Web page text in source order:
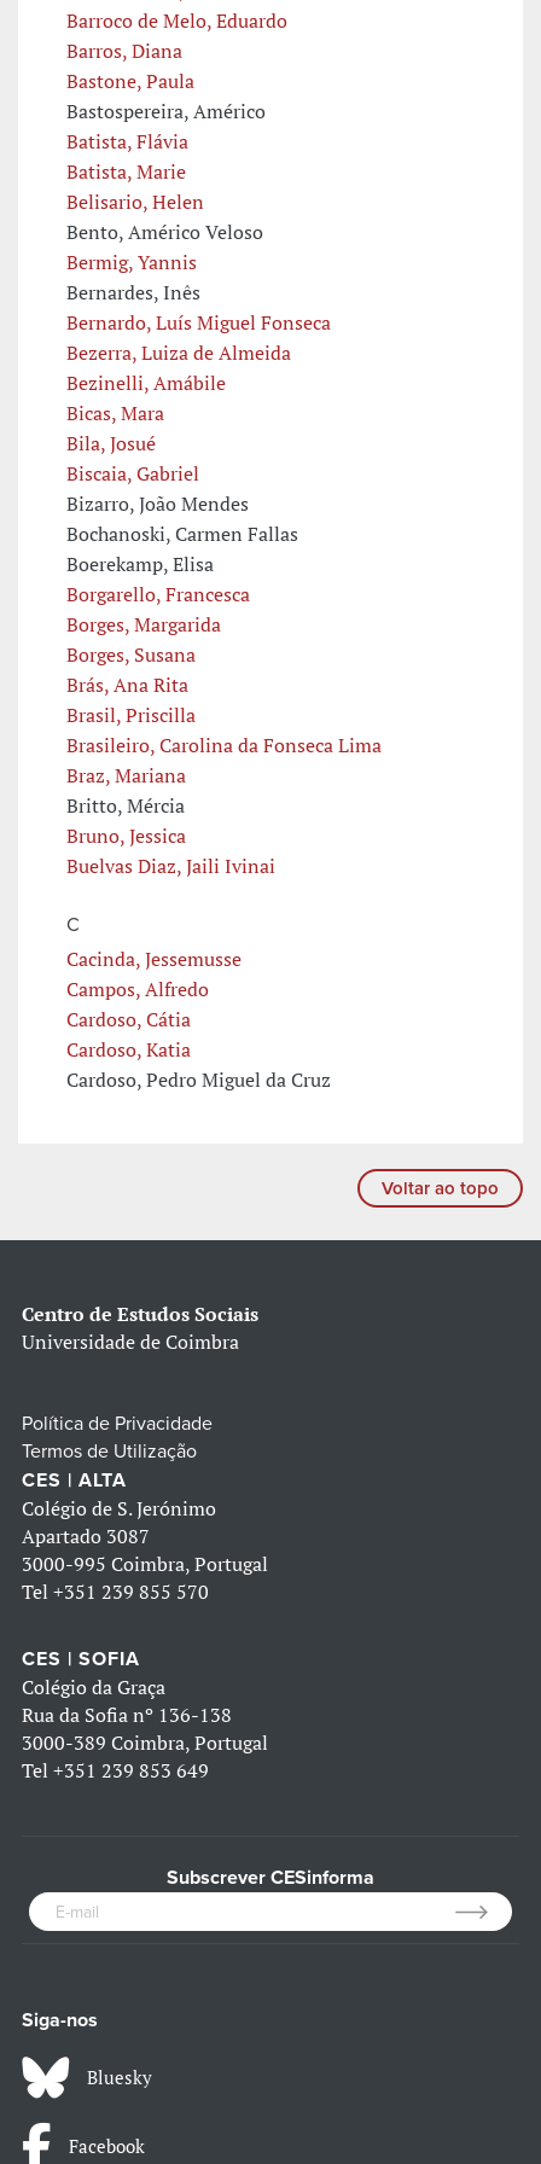
Barroco de Melo, Eduardo
Barros, Diana
Bastone, Paula
Bastospereira, Américo
Batista, Flávia
Batista, Marie
Belisario, Helen
Bento, Américo Veloso
Bermig, Yannis
Bernardes, Inês
Bernardo, Luís Miguel Fonseca
Bezerra, Luiza de Almeida
Bezinelli, Amábile
Bicas, Mara
Bila, Josué
Biscaia, Gabriel
Bizarro, João Mendes
Bochanoski, Carmen Fallas
Boerekamp, Elisa
Borgarello, Francesca
Borges, Margarida
Borges, Susana
Brás, Ana Rita
Brasil, Priscilla
Brasileiro, Carolina da Fonseca Lima
Braz, Mariana
Britto, Mércia
Bruno, Jessica
Buelvas Diaz, Jaili Ivinai
C
Cacinda, Jessemusse
Campos, Alfredo
Cardoso, Cátia
Cardoso, Katia
Cardoso, Pedro Miguel da Cruz
Voltar ao topo
Centro de Estudos Sociais
Universidade de Coimbra
Política de Privacidade
Termos de Utilização
CES | ALTA
Colégio de S. Jerónimo
Apartado 3087
3000-995 Coimbra, Portugal
Tel +351 239 855 570
CES | SOFIA
Colégio da Graça
Rua da Sofia nº 136-138
3000-389 Coimbra, Portugal
Tel +351 239 853 649
Subscrever CESinforma
Siga-nos
Bluesky
Facebook